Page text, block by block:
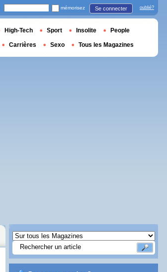
mémorisez Se connecter oublié?
High-Tech Sport Insolite People
Carrières Sexo Tous les Magazines